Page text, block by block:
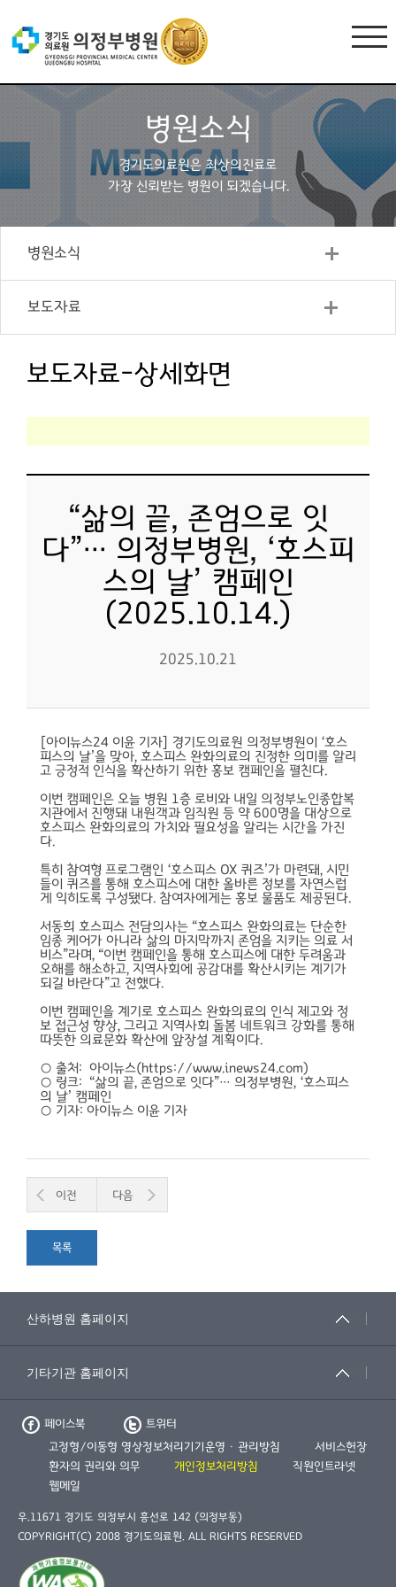
병원소식
경기도의료원은 최상의진료로
가장 신뢰받는 병원이 되겠습니다.
병원소식
보도자료
보도자료-상세화면
“삶의 끝, 존엄으로 잇
다”… 의정부병원, ‘호스피
스의 날’ 캠페인
(2025.10.14.)
2025.10.21
[아이뉴스24 이윤 기자] 경기도의료원 의정부병원이 ‘호스
피스의 날’을 맞아, 호스피스 완화의료의 진정한 의미를 알리
고 긍정적 인식을 확산하기 위한 홍보 캠페인을 펼친다.
이번 캠페인은 오늘 병원 1층 로비와 내일 의정부노인종합복
지관에서 진행돼 내원객과 임직원 등 약 600명을 대상으로
호스피스 완화의료의 가치와 필요성을 알리는 시간을 가진
다.
특히 참여형 프로그램인 ‘호스피스 OX 퀴즈’가 마련돼, 시민
들이 퀴즈를 통해 호스피스에 대한 올바른 정보를 자연스럽
게 익히도록 구성됐다. 참여자에게는 홍보 물품도 제공된다.
서동희 호스피스 전담의사는 “호스피스 완화의료는 단순한
임종 케어가 아니라 삶의 마지막까지 존엄을 지키는 의료 서
비스”라며, “이번 캠페인을 통해 호스피스에 대한 두려움과
오해를 해소하고, 지역사회에 공감대를 확산시키는 계기가
되길 바란다”고 전했다.
이번 캠페인을 계기로 호스피스 완화의료의 인식 제고와 정
보 접근성 향상, 그리고 지역사회 돌봄 네트워크 강화를 통해
따뜻한 의료문화 확산에 앞장설 계획이다.
○ 출처: 아이뉴스(https://www.inews24.com)
○ 링크: “삶의 끝, 존엄으로 잇다”… 의정부병원, ‘호스피스
의 날’ 캠페인
○ 기자: 아이뉴스 이윤 기자
이전 다음
목록
페이스북
트위터
고정형/이동형 영상정보처리기기운영 · 관리방침
서비스헌장
환자의 권리와 의무
개인정보처리방침
직원인트라넷
웹메일
우.11671 경기도 의정부시 흥선로 142 (의정부동)
COPYRIGHT(C) 2008 경기도의료원. ALL RIGHTS RESERVED